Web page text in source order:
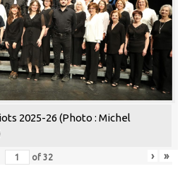
2025-26 (Photo : Michel
of 32 › »